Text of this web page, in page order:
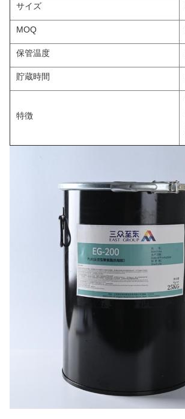
サイズ
MOQ
保管温度
貯蔵時間
特徴